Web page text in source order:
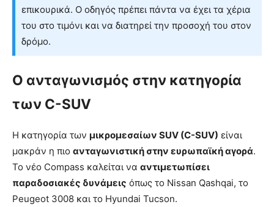
επικουρικά. Ο οδηγός πρέπει πάντα να έχει τα χέρια
του στο τιμόνι και να διατηρεί την προσοχή του στον
δρόμο.
Ο ανταγωνισμός στην κατηγορία
των C-SUV
Η κατηγορία των μικρομεσαίων SUV (C-SUV) είναι
μακράν η πιο ανταγωνιστική στην ευρωπαϊκή αγορά.
Το νέο Compass καλείται να αντιμετωπίσει
παραδοσιακές δυνάμεις όπως το Nissan Qashqai, το
Peugeot 3008 και το Hyundai Tucson.